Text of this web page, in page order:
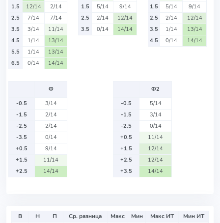
1.5
12/14
2/14
2.5
7/14
7/14
3.5
3/14
11/14
4.5
1/14
13/14
5.5
1/14
13/14
6.5
0/14 14/14
1.5
5/14
9/14
2.5
2/14
12/14
3.5
0/14 14/14
1.5
5/14
9/14
2.5
2/14
12/14
3.5
1/14
13/14
4.5
0/14 14/14
Ф
-0.5
3/14
-1.5
2/14
-2.5
2/14
-3.5
0/14
+0.5
9/14
+1.5
11/14
+2.5
14/14
Ф2
-0.5
5/14
-1.5
3/14
-2.5
0/14
+0.5
11/14
+1.5
12/14
+2.5
12/14
+3.5
14/14
В Н П Ср. разница Макс Мин Макс ИТ
Мин ИТ